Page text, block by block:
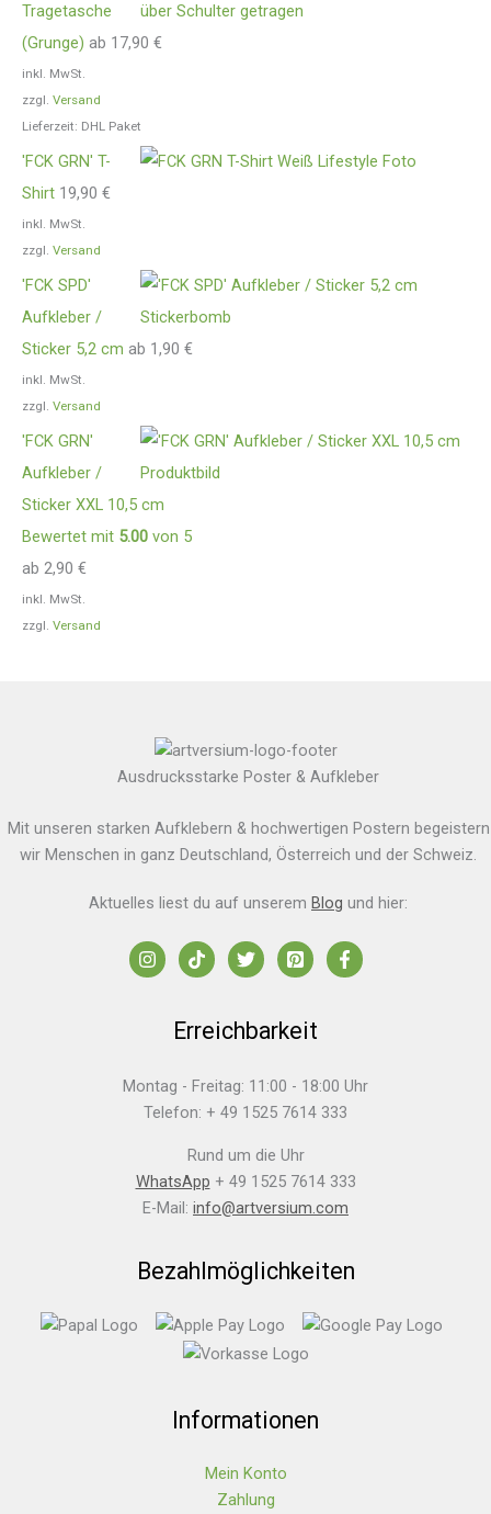
Tragetasche
(Grunge) ab 17,90 €
inkl. MwSt.
zzgl. Versand
Lieferzeit: DHL Paket
'FCK GRN' T-
Shirt 19,90 €
inkl. MwSt.
zzgl. Versand
'FCK SPD'
Aufkleber /
Sticker 5,2 cm ab 1,90 €
inkl. MwSt.
zzgl. Versand
'FCK GRN'
Aufkleber /
Sticker XXL 10,5 cm
Bewertet mit 5.00 von 5
ab 2,90 €
inkl. MwSt.
zzgl. Versand
Ausdrucksstarke Poster & Aufkleber
Mit unseren starken Aufklebern & hochwertigen Postern begeistern
wir Menschen in ganz Deutschland, Österreich und der Schweiz.
Aktuelles liest du auf unserem Blog und hier:
Erreichbarkeit
Montag - Freitag: 11:00 - 18:00 Uhr
Telefon: + 49 1525 7614 333
Rund um die Uhr
WhatsApp + 49 1525 7614 333
E-Mail: info@artversium.com
Bezahlmöglichkeiten
Informationen
Mein Konto
Zahlung